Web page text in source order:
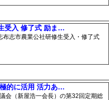
受入 修了式 励ま…
志市農業公社研修生受入・修了式
的に活用 活力あ…
会（新屋浩一会長）の第32回定期総